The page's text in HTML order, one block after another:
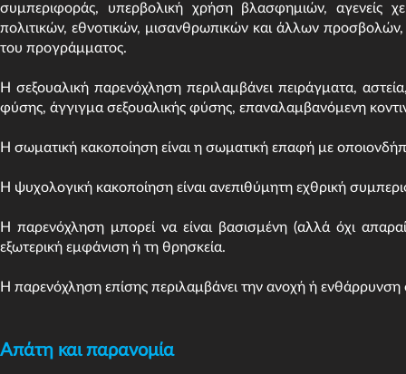
συμπεριφοράς, υπερβολική χρήση βλασφημιών, αγενείς
πολιτικών, εθνοτικών, μισανθρωπικών και άλλων
του προγράμματος.
Η σεξουαλική παρενόχληση περιλαμβάνει πειράγματα,
φύσης, άγγιγμα σεξουαλικής φύσης, επαναλαμβανόμενη
Η σωματική κακοποίηση είναι η σωματική επαφή με
Η ψυχολογική κακοποίηση είναι ανεπιθύμητη εχθρική
Η παρενόχληση μπορεί να είναι βασισμένη (αλλά όχι
εξωτερική εμφάνιση ή τη θρησκεία.
Η παρενόχληση επίσης περιλαμβάνει την ανοχή ή
Απάτη και παρανομία